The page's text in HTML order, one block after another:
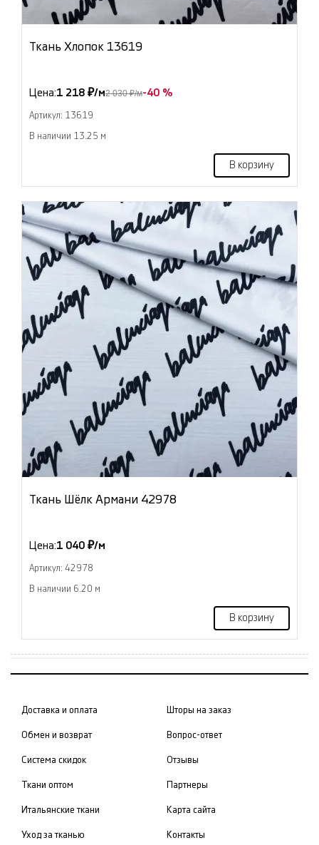
Ткань Хлопок 13619
Цена:1 218 ₽/м2 030 ₽/м-40 %
Артикул: 13619
В наличии 13.25 м
В корзину
Ткань Шёлк Армани 42978
Цена:1 040 ₽/м
Артикул: 42978
В наличии 6.20 м
В корзину
Доставка и оплата
Обмен и возврат
Система скидок
Ткани оптом
Итальянские ткани
Уход за тканью
Шторы на заказ
Вопрос-ответ
Отзывы
Партнеры
Карта сайта
Контакты